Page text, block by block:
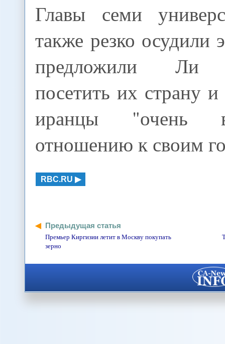
Главы семи
также резко осудили
предложили Ли
посетить их страну и
иранцы "очень
отношению к своим
RBC.RU
Предыдущая статья
Премьер Киргизии летит в Москву покупать
зерно